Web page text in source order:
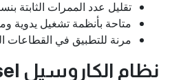
تقليل عدد الممرات الثابتة
متاحة بأنظمة تشغيل يدوية
مرنة للتطبيق في القطاعات
نظام الكاروسيل Carousel